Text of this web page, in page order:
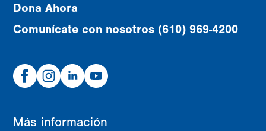
Dona Ahora
Comunícate con nosotros (610) 969-4200
FacebookInstagramLinked
In
Youtube
Más información